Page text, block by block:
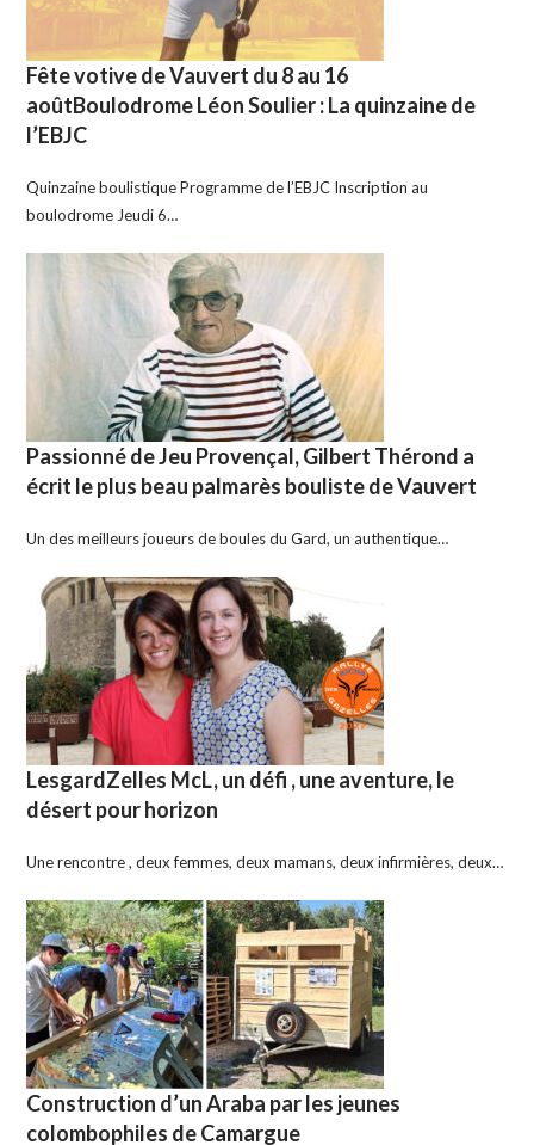
Fête votive de Vauvert du 8 au 16
aoûtBoulodrome Léon Soulier : La quinzaine de
l’EBJC
Quinzaine boulistique Programme de l’EBJC Inscription au
boulodrome Jeudi 6…
Passionné de Jeu Provençal, Gilbert Thérond a
écrit le plus beau palmarès bouliste de Vauvert
Un des meilleurs joueurs de boules du Gard, un authentique…
LesgardZelles McL, un défi , une aventure, le
désert pour horizon
Une rencontre , deux femmes, deux mamans, deux infirmières, deux…
Construction d’un Araba par les jeunes
colombophiles de Camargue